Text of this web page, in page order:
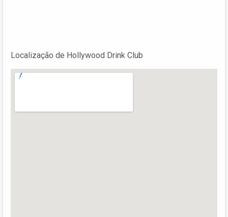
Localização de Hollywood Drink Club